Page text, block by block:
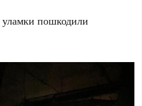
уламки пошкодили